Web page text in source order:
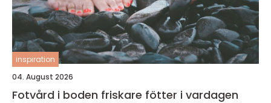
inspiration
04. August 2026
Fotvård i boden friskare fötter i vardagen